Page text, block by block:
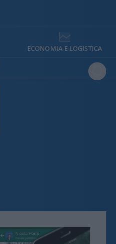
ECONOMIA E LOGISTICA